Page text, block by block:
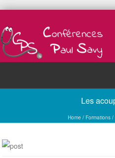
Les
Home / Formations/